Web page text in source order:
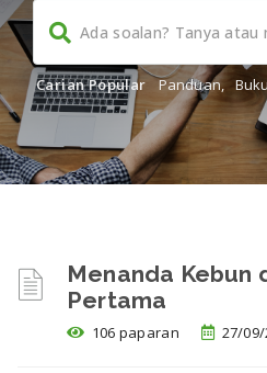
Carian Popular Panduan, Buku
Menanda Kebun
Pertama
106 paparan 27/